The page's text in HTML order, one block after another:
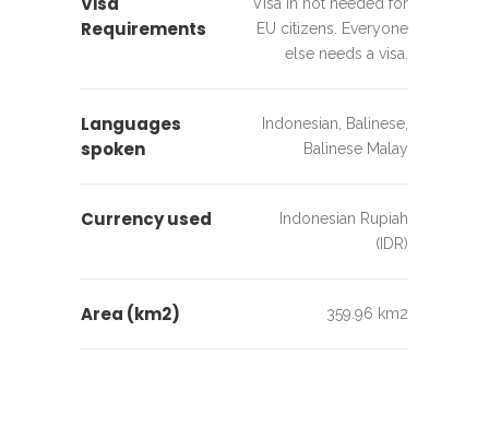
Requirements
Visa in not needed for
EU citizens. Everyone
else needs a visa.
Languages
spoken
Indonesian, Balinese,
Balinese Malay
Currency used
Indonesian Rupiah
(IDR)
Area (km2) 359.96 km2